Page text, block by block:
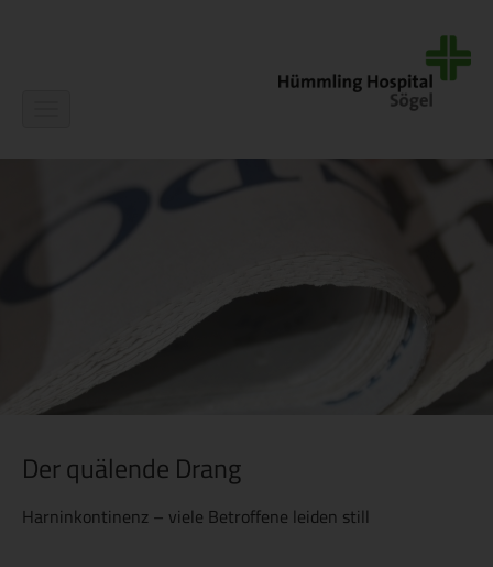
Der quälende Drang
Harninkontinenz – viele Betroffene leiden still